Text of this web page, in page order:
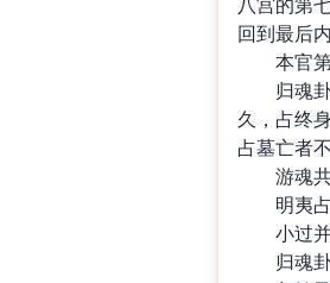
回到最后
本官第
归魂卦
久，占终
占墓亡者
游魂共
明夷占
小过并
归魂卦